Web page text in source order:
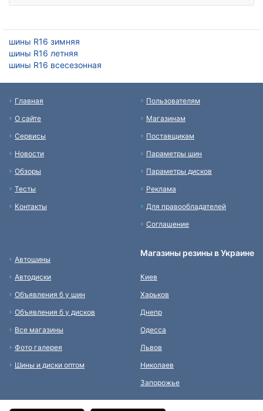
шины R16 зимняя
шины R16 летняя
шины R16 всесезонная
Главная
О сайте
Сервисы
Новости
Обзоры
Тесты
Контакты
Пользователям
Магазинам
Поставщикам
Параметры шин
Параметры дисков
Реклама
Для правообладателей
Соглашение
Автошины
Автодиски
Объявления б у шин
Объявления б у дисков
Все магазины
Фото галерея
Шины и диски оптом
Магазины резины в Украине
Киев
Харьков
Днепр
Одесса
Львов
Николаев
Запорожье